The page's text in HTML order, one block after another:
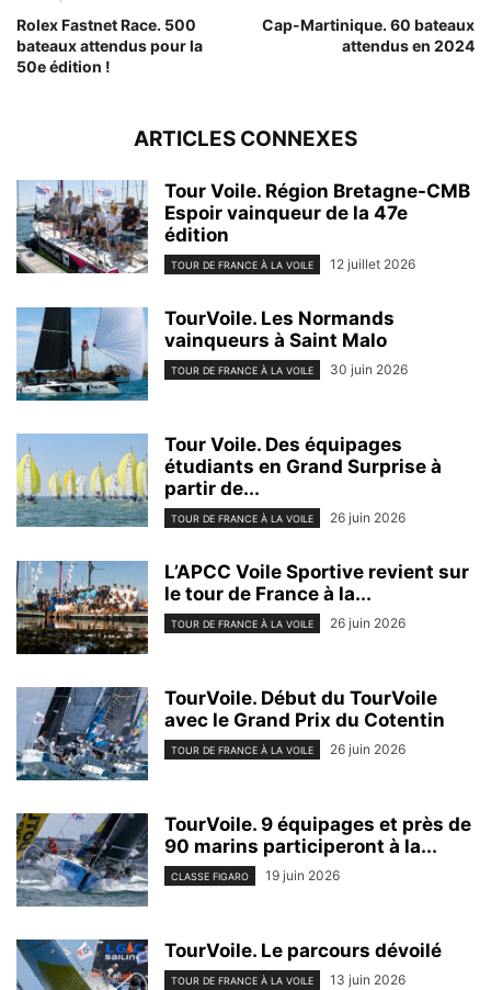
Rolex Fastnet Race. 500
bateaux attendus pour la
50e édition !
Cap-Martinique. 60 bateaux
attendus en 2024
ARTICLES CONNEXES
Tour Voile. Région Bretagne-CMB
Espoir vainqueur de la 47e
édition
TOUR DE FRANCE À LA VOILE 12 juillet 2026
TourVoile. Les Normands
vainqueurs à Saint Malo
TOUR DE FRANCE À LA VOILE 30 juin 2026
Tour Voile. Des équipages
étudiants en Grand Surprise à
partir de...
TOUR DE FRANCE À LA VOILE 26 juin 2026
L’APCC Voile Sportive revient sur
le tour de France à la...
TOUR DE FRANCE À LA VOILE 26 juin 2026
TourVoile. Début du TourVoile
avec le Grand Prix du Cotentin
TOUR DE FRANCE À LA VOILE 26 juin 2026
TourVoile. 9 équipages et près de
90 marins participeront à la...
CLASSE FIGARO 19 juin 2026
TourVoile. Le parcours dévoilé
TOUR DE FRANCE À LA VOILE 13 juin 2026